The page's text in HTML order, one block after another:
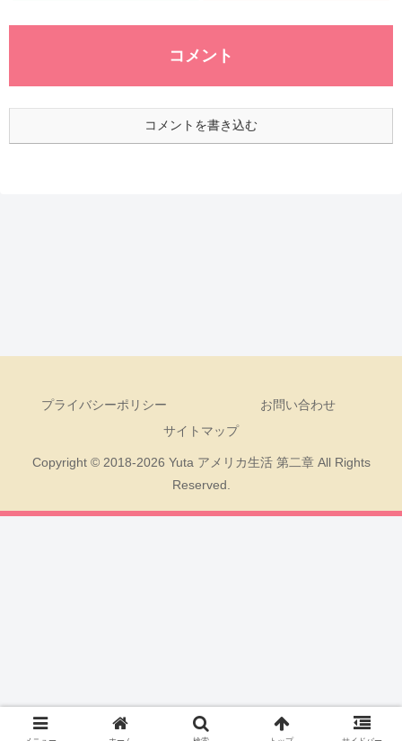
コメント
コメントを書き込む
プライバシーポリシー
お問い合わせ
サイトマップ
Copyright © 2018-2026 Yuta アメリカ生活 第二章 All Rights
Reserved.